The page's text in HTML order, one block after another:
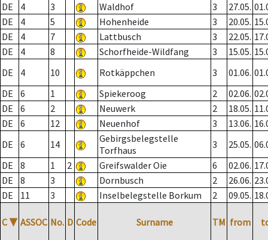
DE
4 3 Waldhof 3 27.05.
DE
4 5 Hohenheide 3 20.05.
DE
4 7 Lattbusch 3 22.05.
DE
4 8 Schorfheide-Wildfang 3 15.05.
DE
4 10 Rotkäppchen 3 01.06.
DE
6 1 Spiekeroog 2 02.06.
DE
6 2 Neuwerk 2 18.05.
DE
6 12 Neuenhof 3 13.06.
DE
6 14
Gebirgsbelegstelle
Torfhaus
3 25.05.
DE
8 1 2 Greifswalder Oie 6 02.06.
DE
8 3 Dornbusch 2 26.06.
DE
11 3 Inselbelegstelle Borkum 2 09.05.
C ▼ ASSOC No. D Code Surname TM from